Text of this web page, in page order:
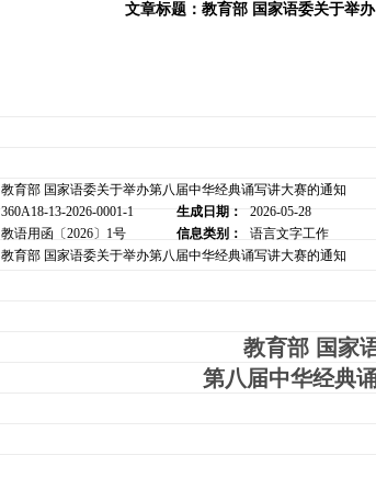
文章标题：教育部 国家语委关于举
教育部 国家语委关于举办第八届中华经典诵写讲大赛的通知
360A18-13-2026-0001-1 生成日期： 2026-05-28
教语用函〔2026〕1号 信息类别：
语言文字工作
教育部 国家语委关于举办第八届中华经典诵写讲大赛的通知
教育部 国家
第八届中华经典